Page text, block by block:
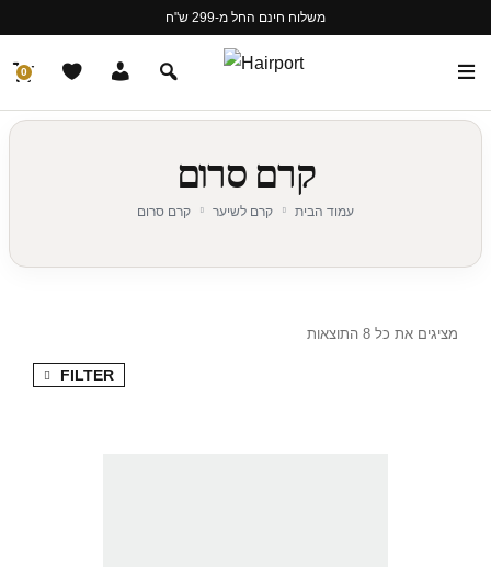
משלוח חינם החל מ-299 ש"ח
0
קרם סרום
עמוד הבית קרם לשיער קרם סרום
מציגים את כל ⁦8⁩ התוצאות
FILTER